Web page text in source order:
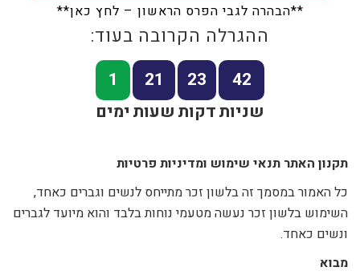
**הבהרה לגבי הפרס הראשון – לחץ כאן**
ההגרלה הקרובה בעוד:
42
שניות
23
דקות
21
שעות
1
ימים
תקנון האתר תנאי שימוש ומדיניות פרטיות
כל האמור במסמך זה בלשון זכר מתייחס לנשים וגברים כאחד,
השימוש בלשון זכר נעשה מטעמי נוחות בלבד והוא מיועד לגברים
ונשים כאחד.
מבוא